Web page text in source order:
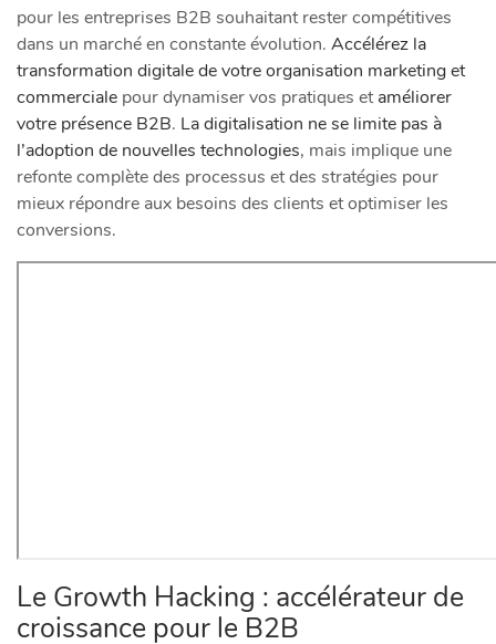
pour les entreprises B2B souhaitant rester compétitives
dans un marché en constante évolution. Accélérez la
transformation digitale de votre organisation marketing et
commerciale pour dynamiser vos pratiques etaméliorer
votre présence B2B. La digitalisation ne se limite pas à
l’adoption de nouvelles technologies, mais implique une
refonte complète des processus et des stratégies pour
mieux répondre aux besoins des clients et optimiser les
conversions.
Le Growth Hacking : accélérateur de
croissance pour le B2B